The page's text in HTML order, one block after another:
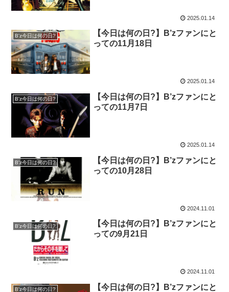
2025.01.14
B'z今日は何の日?
【今日は何の日?】B’zファンにと
っての11月18日
2025.01.14
B'z今日は何の日?
【今日は何の日?】B’zファンにと
っての11月7日
2025.01.14
B'z今日は何の日?
【今日は何の日?】B’zファンにと
っての10月28日
2024.11.01
B'z今日は何の日?
【今日は何の日?】B’zファンにと
っての9月21日
2024.11.01
B'z今日は何の日? 【今日は何の日?】B’zファンにと